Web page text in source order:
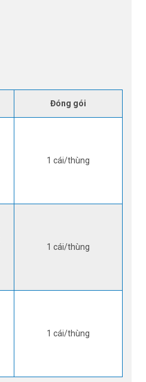
Đóng gói
1 cái/thùng
1 cái/thùng
1 cái/thùng